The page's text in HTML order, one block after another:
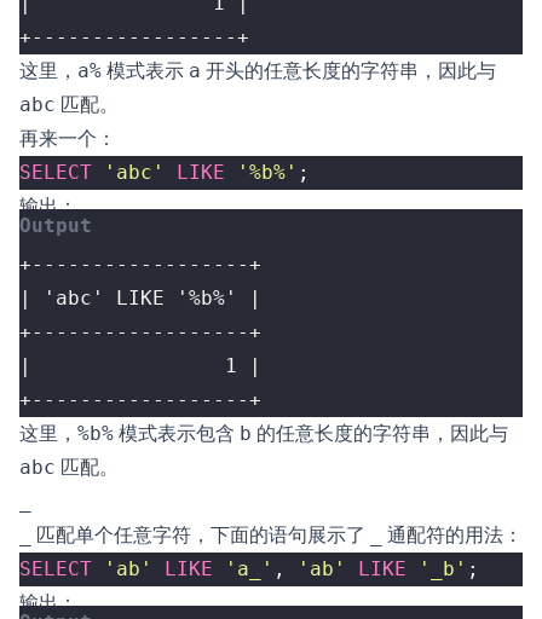
+-----------------+
这里， a% 模式表示 a 开头的任意长度的字符串，因此与
abc 匹配。
再来一个：
SELECT
'abc' LIKE '%b%' ;
输出：
+------------------+
这里， %b% 模式表示包含 b 的任意长度的字符串，因此与
abc 匹配。
匹配单个任意字符，下面的语句展示了
通配符的用法：
SELECT
'ab' LIKE 'a_' , 'ab' LIKE '_b' ;
输出：